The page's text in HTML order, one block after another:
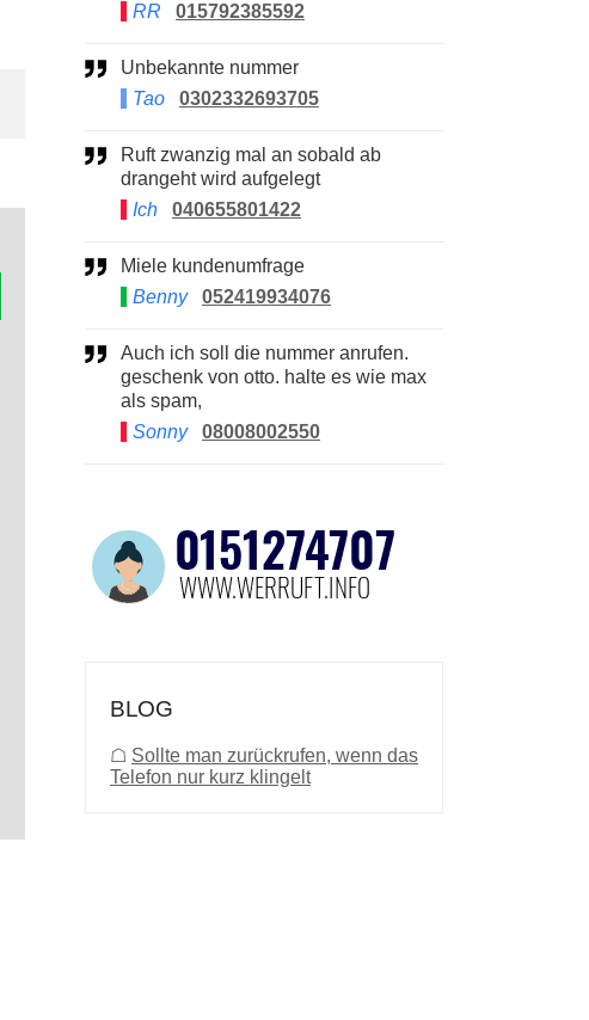
RR
015792385592
Unbekannte nummer
Tao
0302332693705
Ruft zwanzig mal an sobald ab
drangeht wird aufgelegt
Ich
040655801422
Miele kundenumfrage
Benny
052419934076
Auch ich soll die nummer anrufen.
geschenk von otto. halte es wie max
als spam,
Sonny
08008002550
BLOG
☖ Sollte man zurückrufen, wenn das
Telefon nur kurz klingelt